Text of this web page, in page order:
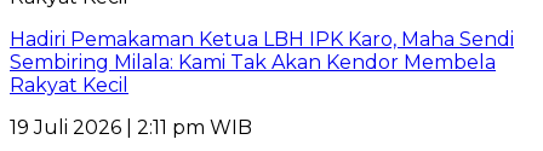
Hadiri Pemakaman Ketua LBH IPK Karo, Maha Sendi
Sembiring Milala: Kami Tak Akan Kendor Membela
Rakyat Kecil
19 Juli 2026 | 2:11 pm WIB